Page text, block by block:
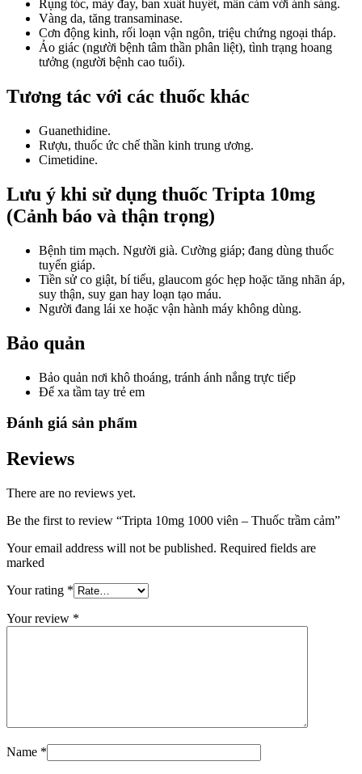
Rụng tóc, mày đay, ban xuất huyết, mẫn cảm với ánh sáng.
Vàng da, tăng transaminase.
Cơn động kinh, rối loạn vận ngôn, triệu chứng ngoại tháp.
Ảo giác (người bệnh tâm thần phân liệt), tình trạng hoang
tưởng (người bệnh cao tuổi).
Tương tác với các thuốc khác
Guanethidine.
Rượu, thuốc ức chế thần kinh trung ương.
Cimetidine.
Lưu ý khi sử dụng thuốc Tripta 10mg
(Cảnh báo và thận trọng)
Bệnh tim mạch. Người già. Cường giáp; đang dùng thuốc
tuyến giáp.
Tiền sử co giật, bí tiểu, glaucom góc hẹp hoặc tăng nhãn áp,
suy thận, suy gan hay loạn tạo máu.
Người đang lái xe hoặc vận hành máy không dùng.
Bảo quản
Bảo quản nơi khô thoáng, tránh ánh nắng trực tiếp
Để xa tầm tay trẻ em
Đánh giá sản phẩm
Reviews
There are no reviews yet.
Be the first to review “Tripta 10mg 1000 viên – Thuốc trầm cảm”
Your email address will not be published. Required fields are
marked
Your rating *
Your review *
Name *